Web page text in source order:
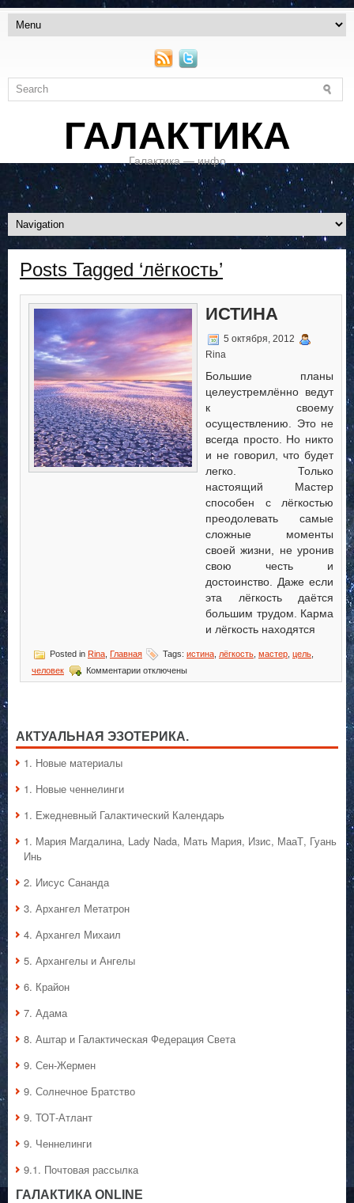
ГАЛАКТИКА
Галактика — инфо
Posts Tagged ‘лёгкость’
ИСТИНА
5 октября, 2012
Rina
Большие планы
целеустремлённо ведут
к своему
осуществлению. Это не
всегда просто. Но никто
и не говорил, что будет
легко. Только
настоящий Мастер
способен с лёгкостью
преодолевать самые
сложные моменты
своей жизни, не уронив
свою честь и
достоинство. Даже если
эта лёгкость даётся
большим трудом. Карма
и лёгкость находятся
Posted in Rina Главная Tags: истина лёгкость мастер цель
человек
Комментариик
записи
отключены
АКТУАЛЬНАЯ ЭЗОТЕРИКА.
1. Hовые материалы
1. Hовые ченнелинги
1. Ежедневный Галактический Календарь
1. Мария Магдалина, Lady Nada, Мать Мария, Изис, МааТ, Гуань
Инь
2. Иисус Сананда
3. Архангел Метатрон
4. Архангел Михаил
5. Архангелы и Ангелы
6. Крайон
7. Адама
8. Аштар и Галактическая Федерация Света
9. Сен-Жермен
9. Солнечное Братство
9. ТОТ-Атлант
9. Ченнелинги
9.1. Почтовая рассылка
ГАЛАКТИКA ONLINE